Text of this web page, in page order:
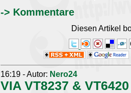
-> Kommentare
Diesen Artikel
16:19 - Autor: Nero24
VIA VT8237 &